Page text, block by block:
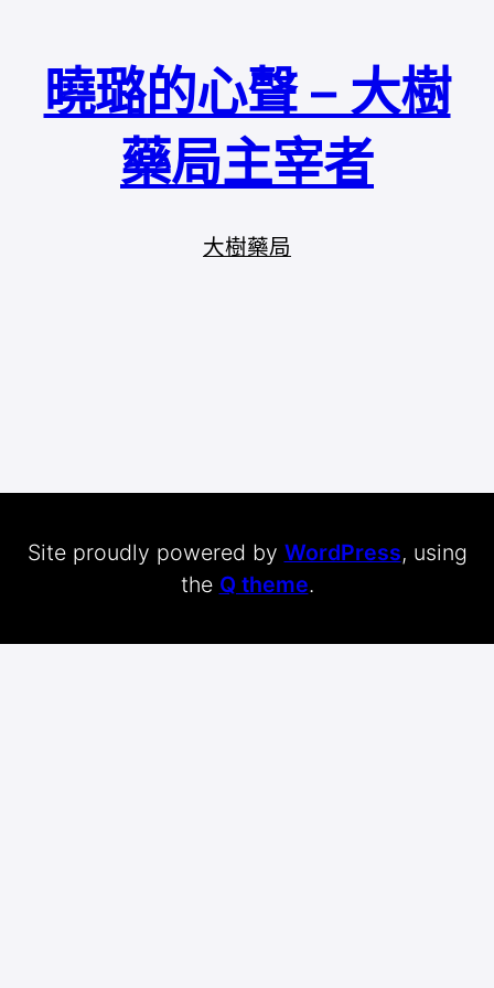
曉璐的心聲 – 大樹
藥局主宰者
大樹藥局
Site proudly powered by WordPress, using
the Q theme.